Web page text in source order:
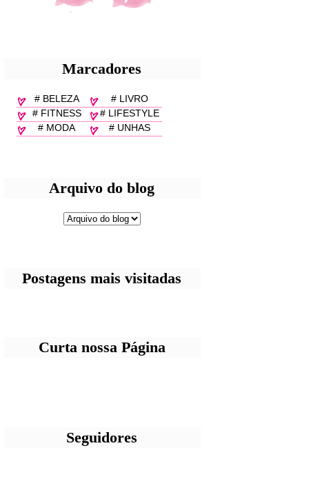
Marcadores
# BELEZA
# LIVRO
# FITNESS
# LIFESTYLE
# MODA
# UNHAS
Arquivo do blog
Postagens mais visitadas
Curta nossa Página
Seguidores